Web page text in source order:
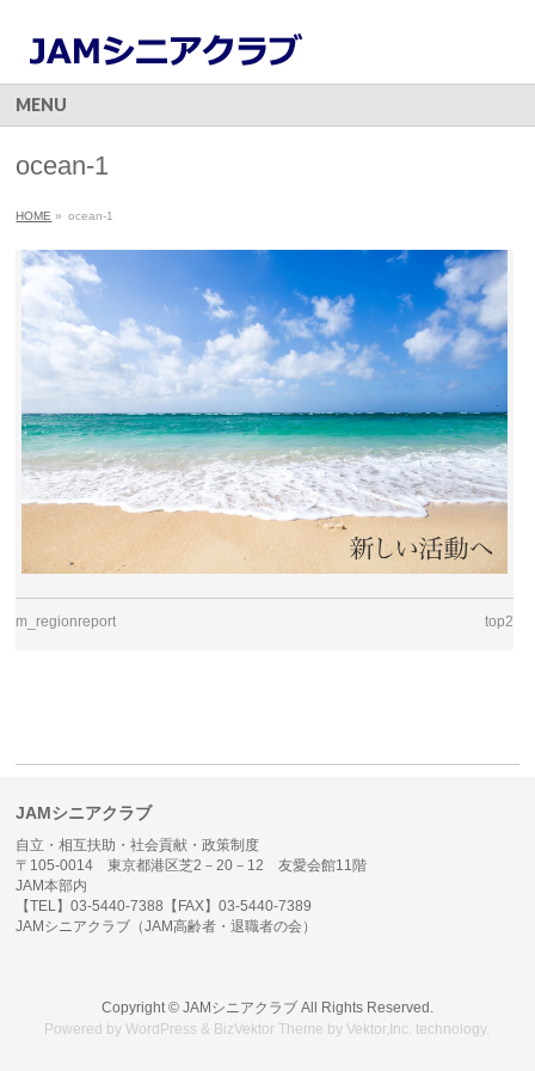
MENU
ocean-1
HOME » ocean-1
m_regionreport top2
JAMシニアクラブ
自立・相互扶助・社会貢献・政策制度
〒105-0014 東京都港区芝2－20－12 友愛会館11階
JAM本部内
【TEL】03-5440-7388【FAX】03-5440-7389
JAMシニアクラブ（JAM高齢者・退職者の会）
Copyright © JAMシニアクラブAll Rights Reserved.
Powered byWordPress & BizVektor Theme byVektor,Inc. technology.